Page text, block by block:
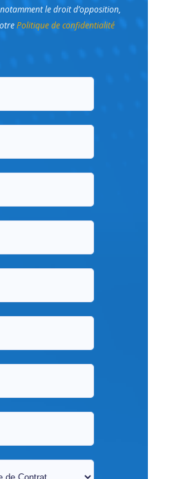
le droit d’opposition,
Politique de confidentialité